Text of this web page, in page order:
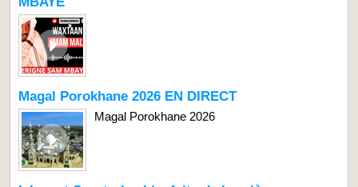
Magal Porokhane 2026 EN DIRECT
Magal Porokhane 2026